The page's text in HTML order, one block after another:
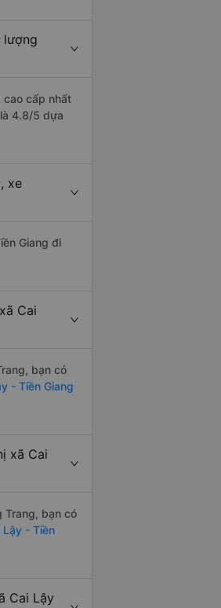
lượng
cao cấp nhất
4.8/5 dựa
xe
Giang đi
Cai
bạn có
- Tiền Giang
xã Cai
Trang, bạn có
Lậy - Tiền
Cai Lậy